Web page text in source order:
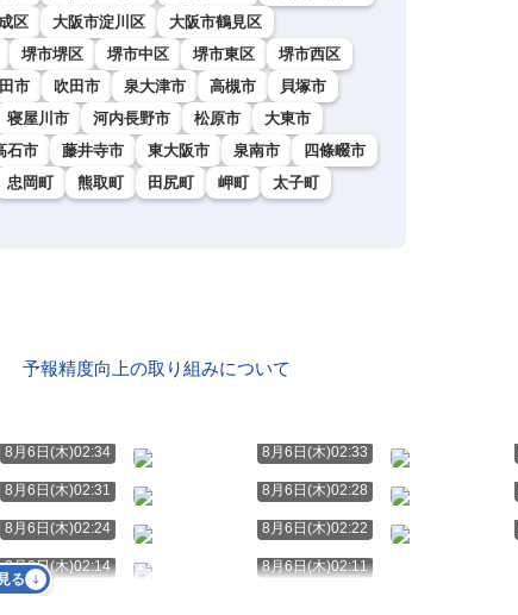
区 大阪市淀川区
大阪市鶴見区
堺市堺区 堺市中区 堺市東区
堺市西区
市 吹田市 泉大津市 高槻市
貝塚市
寝屋川市 河内長野市 松原市
大東市
石市 藤井寺市 東大阪市 泉南市
四條畷市
忠岡町 熊取町 田尻町 岬町
太子町
予報精度向上の取り組みについて
8月6日(木)02:34 8月6日(木)02:33
8月6日(木)02:31 8月6日(木)02:28
8月6日(木)02:24 8月6日(木)02:22
8月6日(木)02:14 8月6日(木)02:11
る